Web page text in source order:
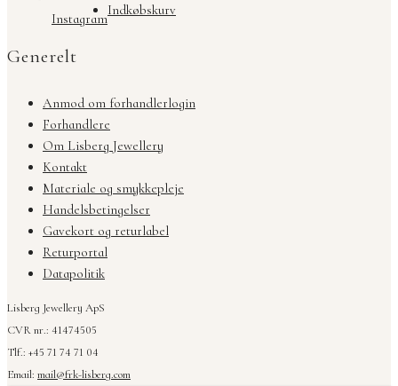
Instagram
Indkøbskurv
Generelt
Anmod om forhandlerlogin
Forhandlere
Om Lisberg Jewellery
Kontakt
Materiale og smykkepleje
Handelsbetingelser
Gavekort og returlabel
Returportal
Datapolitik
Lisberg Jewellery ApS
CVR nr.: 41474505
Tlf.: +45 71 74 71 04
Email: mail@frk-lisberg.com